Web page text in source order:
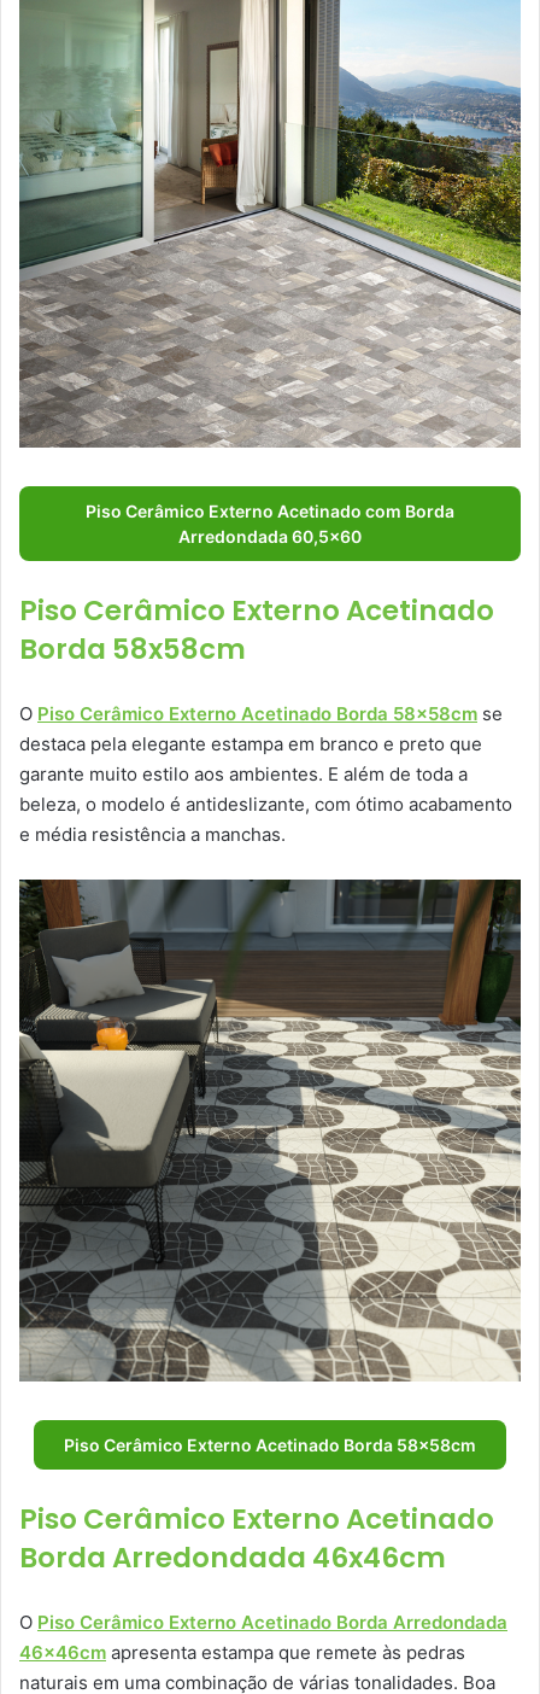
Piso Cerâmico Externo Acetinado com Borda
Arredondada 60,5×60
Piso Cerâmico Externo Acetinado
Borda 58x58cm
O Piso Cerâmico Externo Acetinado Borda 58x58cm se
destaca pela elegante estampa em branco e preto que
garante muito estilo aos ambientes. E além de toda a
beleza, o modelo é antideslizante, com ótimo acabamento
e média resistência a manchas.
Piso Cerâmico Externo Acetinado Borda 58x58cm
Piso Cerâmico Externo Acetinado
Borda Arredondada 46x46cm
O Piso Cerâmico Externo Acetinado Borda Arredondada
46x46cm apresenta estampa que remete às pedras
naturais em uma combinação de várias tonalidades. Boa